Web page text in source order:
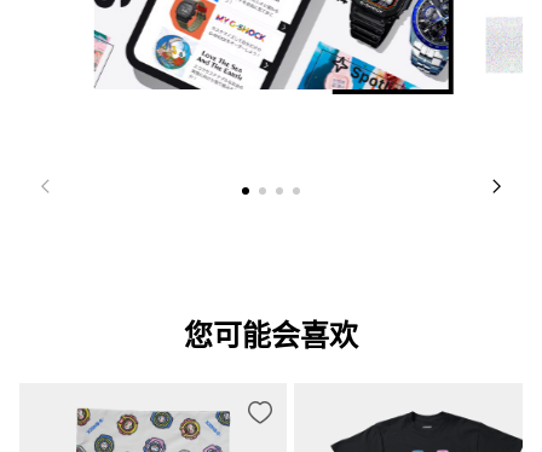
您可能会喜欢